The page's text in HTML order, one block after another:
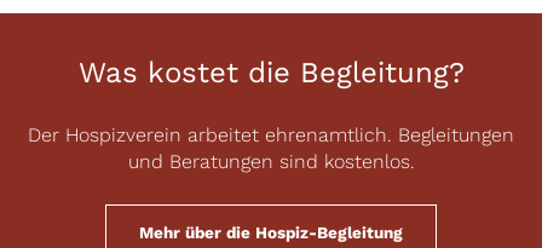
Was kostet die Begleitung?
Der Hospizverein arbeitet ehrenamtlich. Begleitungen
und Beratungen sind kostenlos.
Mehr über die Hospiz-Begleitung